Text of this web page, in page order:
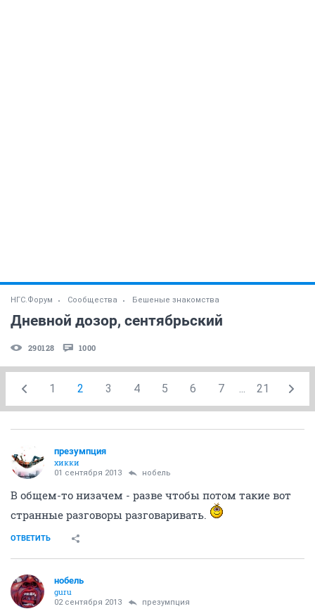
НГС.Форум Сообщества Бешеные знакомства
Дневной дозор, сентябрьский
290128 1000
1 2 3 4 5 6 7 21
презумпция
хикки
01 сентября 2013 нобель
В общем-то низачем - разве чтобы потом такие вот
странные разговоры разговаривать.
ОТВЕТИТЬ
нобель
guru
02 сентября 2013 презумпция